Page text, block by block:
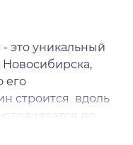
это уникальный
его
строится вдоль
по
в зону для